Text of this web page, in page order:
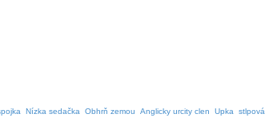
Nízka sedačka Obhrň zemou Anglicky urcity clen Upka stlpová